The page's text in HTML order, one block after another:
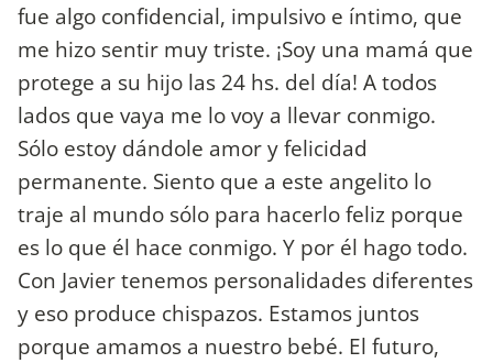
fue algo confidencial, impulsivo e íntimo, que
me hizo sentir muy triste. ¡Soy una mamá que
protege a su hijo las 24 hs. del día! A todos
lados que vaya me lo voy a llevar conmigo.
Sólo estoy dándole amor y felicidad
permanente. Siento que a este angelito lo
traje al mundo sólo para hacerlo feliz porque
es lo que él hace conmigo. Y por él hago todo.
Con Javier tenemos personalidades diferentes
y eso produce chispazos. Estamos juntos
porque amamos a nuestro bebé. El futuro,